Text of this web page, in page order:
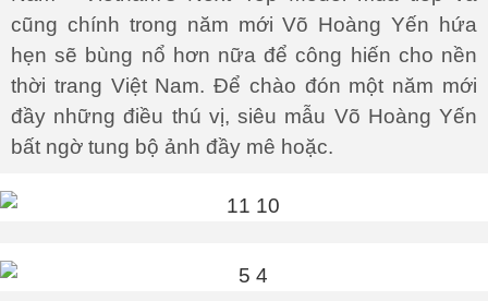
cũng chính trong năm mới Võ Hoàng Yến hứa
hẹn sẽ bùng nổ hơn nữa để công hiến cho nền
thời trang Việt Nam. Để chào đón một năm mới
đầy những điều thú vị, siêu mẫu Võ Hoàng Yến
bất ngờ tung bộ ảnh đầy mê hoặc.